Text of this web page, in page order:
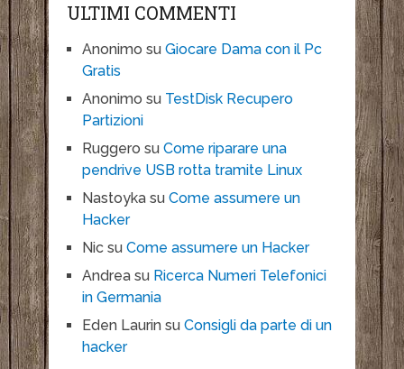
ULTIMI COMMENTI
Anonimo su Giocare Dama con il Pc
Gratis
Anonimo su TestDisk Recupero
Partizioni
Ruggero su Come riparare una
pendrive USB rotta tramite Linux
Nastoykasu Come assumere un
Hacker
Nicsu Come assumere un Hacker
Andreasu Ricerca Numeri Telefonici
in Germania
Eden Laurinsu Consigli da parte di un
hacker